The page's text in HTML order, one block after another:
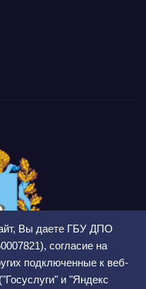
Вы даете ГБУ ДПО
согласие на
подключенные к веб-
и "Яндекс